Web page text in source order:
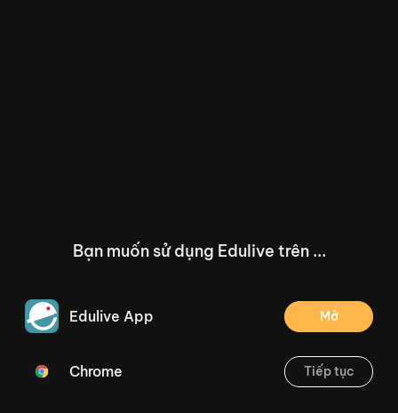
/--
Thoát
Bạn muốn sử dụng Edulive trên ...
Edulive App Mở
Chrome Tiếp tục